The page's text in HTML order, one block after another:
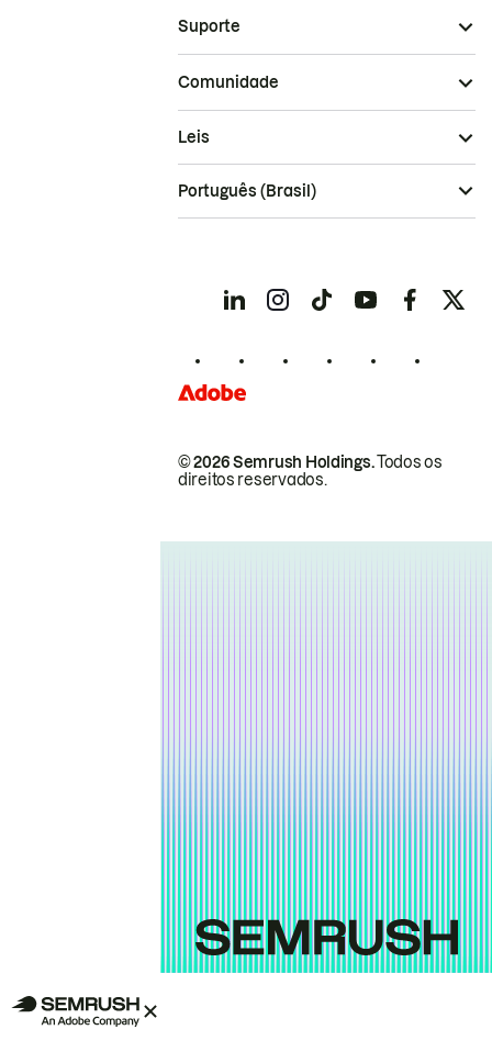
Suporte
Comunidade
© 2026 Semrush Holdings.Todos os
direitos reservados.
Leis
Português (Brasil)